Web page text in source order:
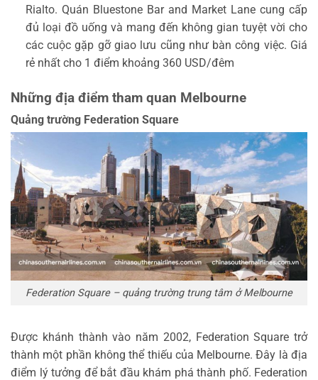
Rialto. Quán Bluestone Bar and Market Lane cung cấp
đủ loại đồ uống và mang đến không gian tuyệt vời cho
các cuộc gặp gỡ giao lưu cũng như bàn công việc. Giá
rẻ nhất cho 1 điểm khoảng 360 USD/đêm
Những địa điểm tham quan Melbourne
Quảng trường Federation Square
Federation Square – quảng trường trung tâm ở Melbourne
Được khánh thành vào năm 2002, Federation Square trở
thành một phần không thể thiếu của Melbourne. Đây là địa
điểm lý tưởng để bắt đầu khám phá thành phố. Federation